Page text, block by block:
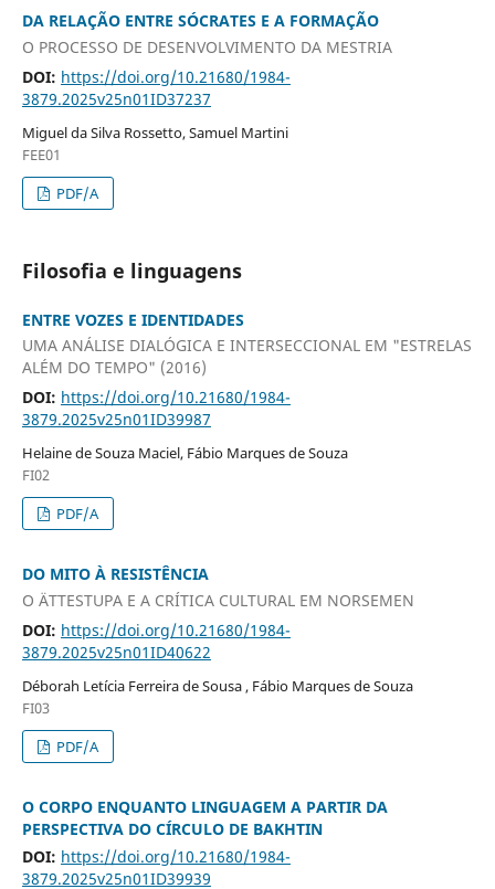
DA RELAÇÃO ENTRE SÓCRATES E A FORMAÇÃO
O PROCESSO DE DESENVOLVIMENTO DA MESTRIA
DOI: https://doi.org/10.21680/1984-
3879.2025v25n01ID37237
Miguel da Silva Rossetto, Samuel Martini
FEE01
PDF/A
Filosofia e linguagens
ENTRE VOZES E IDENTIDADES
UMA ANÁLISE DIALÓGICA E INTERSECCIONAL EM "ESTRELAS
ALÉM DO TEMPO" (2016)
DOI: https://doi.org/10.21680/1984-
3879.2025v25n01ID39987
Helaine de Souza Maciel, Fábio Marques de Souza
FI02
PDF/A
DO MITO À RESISTÊNCIA
O ÄTTESTUPA E A CRÍTICA CULTURAL EM NORSEMEN
DOI: https://doi.org/10.21680/1984-
3879.2025v25n01ID40622
Déborah Letícia Ferreira de Sousa , Fábio Marques de Souza
FI03
PDF/A
O CORPO ENQUANTO LINGUAGEM A PARTIR DA
PERSPECTIVA DO CÍRCULO DE BAKHTIN
DOI: https://doi.org/10.21680/1984-
3879.2025v25n01ID39939